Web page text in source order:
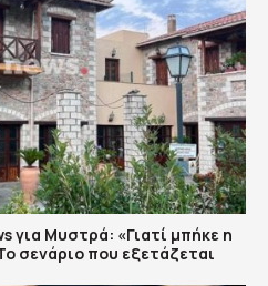
για Μυστρά: «Γιατί μπήκε η
σενάριο που εξετάζεται